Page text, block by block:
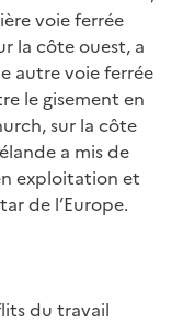
voie ferrée
la côte ouest, a
autre voie ferrée
le gisement en
sur la côte
a mis de
exploitation et
de l’Europe.
du travail